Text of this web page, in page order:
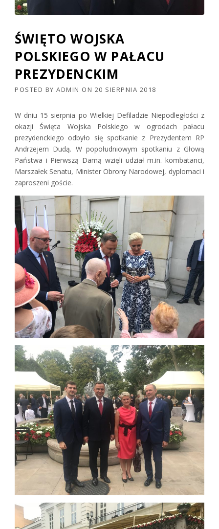
ŚWIĘTO WOJSKA
POLSKIEGO W PAŁACU
PREZYDENCKIM
POSTED BY ADMIN ON 20 SIERPNIA 2018
W dniu 15 sierpnia po Wielkiej Defiladzie Niepodległości z
okazji Święta Wojska Polskiego w ogrodach pałacu
prezydenckiego odbyło się spotkanie z Prezydentem RP
Andrzejem Dudą. W popołudniowym spotkaniu z Głową
Państwa i Pierwszą Damą wzięli udział m.in. kombatanci,
Marszałek Senatu, Minister Obrony Narodowej, dyplomaci i
zaproszeni goście.